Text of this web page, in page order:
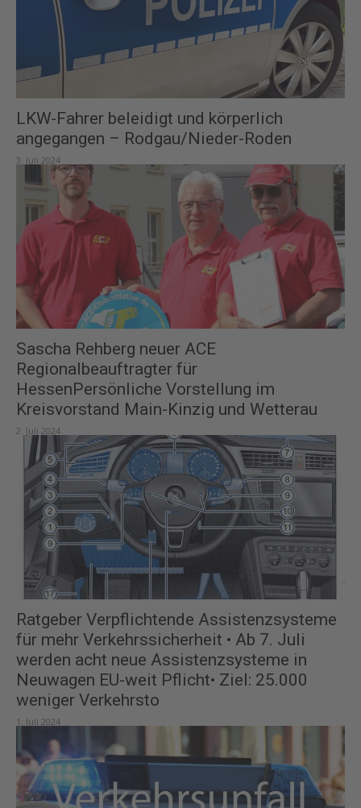
LKW-Fahrer beleidigt und körperlich
angegangen – Rodgau/Nieder-Roden
3. Juli 2024
Sascha Rehberg neuer ACE
Regionalbeauftragter für
HessenPersönliche Vorstellung im
Kreisvorstand Main-Kinzig und Wetterau
2. Juli 2024
Ratgeber Verpflichtende Assistenzsysteme
für mehr Verkehrssicherheit • Ab 7. Juli
werden acht neue Assistenzsysteme in
Neuwagen EU-weit Pflicht• Ziel: 25.000
weniger Verkehrsto
1. Juli 2024